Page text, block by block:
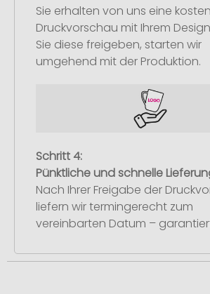
Sie erhalten von uns eine
Druckvorschau mit Ihrem
Sie diese freigeben, starten wir
umgehend mit der Produktion.
Schritt 4:
Pünktliche und schnelle
Nach Ihrer Freigabe der
liefern wir termingerecht zum
vereinbarten Datum –